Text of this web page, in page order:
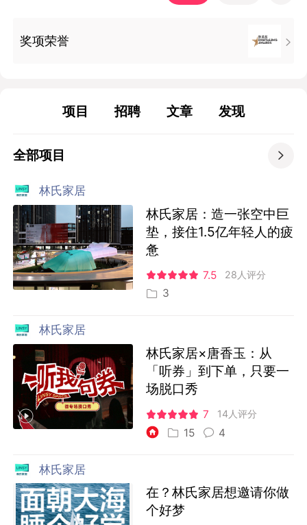
奖项荣誉 
项目 招聘 文章 发现
全部项目 
林氏家居
林氏家居：造一张空中巨
垫，接住1.5亿年轻人的疲
惫
7.5 28人评分
3
林氏家居
林氏家居×唐香玉：从
「听券」到下单，只要一
场脱口秀
7 14人评分
15 4
林氏家居
在？林氏家居想邀请你做
个好梦